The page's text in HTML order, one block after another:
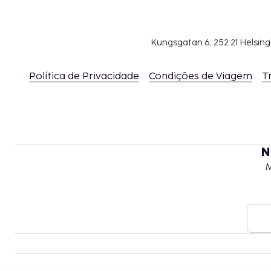
Tarifa de estacionamento com motorista:
Cama desdobrável: 30.0 USD por noite
O alojamento permite a estadia grátis de até
igual ou inferior a 17 anos, desde que
pais ou responsáveis e utilize as camas
Não é necessário automóvel para aceder ao
O estacionamento está sujeito a restrições
Kungsgatan 6, 252 21
Política de Privacidade Condições de Viagem